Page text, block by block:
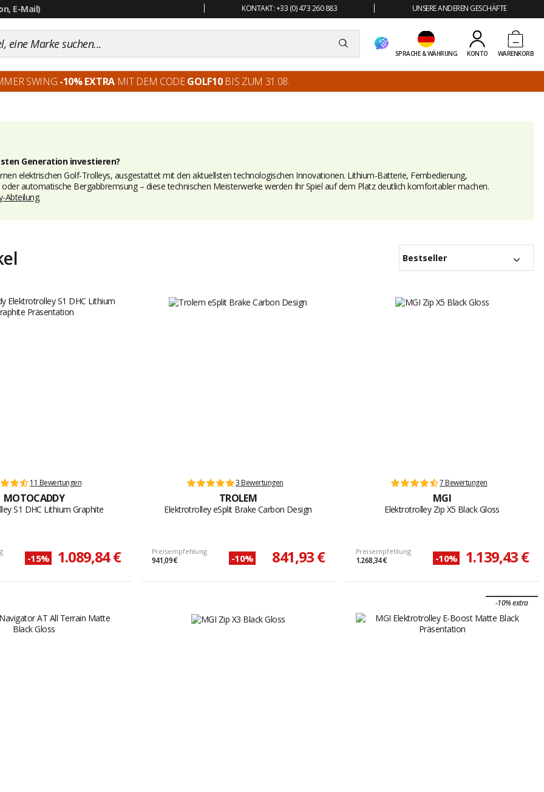
KONTAKT: +33 (0) 473 260 883 UNSERE ANDEREN GESCHÄFTE
SPRACHE & WÄHRUNG KONTO WARENKORB
SWING -10% EXTRAMIT DEM CODEGOLF10BIS ZUM 31.08.
Generation investieren?
elektrischen Golf-Trolleys, ausgestattet mit den aktuellsten technologischen Innovationen. Lithium-Batterie, Fernbedienung,
automatische Bergabbremsung – diese technischen Meisterwerke werden Ihr Spiel auf dem Platz deutlich komfortabler machen.
Abteilung.
Bestseller
11 Bewertungen
MOTOCADDY
S1 DHC Lithium Graphite
-15% 1.089,84 €
3 Bewertungen
TROLEM
Elektrotrolley eSplit Brake Carbon Design
Preisempfehlung
941,09 € -10% 841,93 €
7 Bewertungen
MGI
Elektrotrolley Zip X5 Black Gloss
Preisempfehlung
1.268,34 € -10% 1.139,43 €
-10% extra